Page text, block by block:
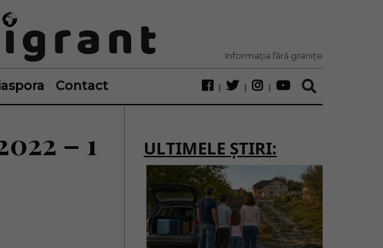
Informația fără granițe
Contact
– 1
ULTIMELE ȘTIRI: